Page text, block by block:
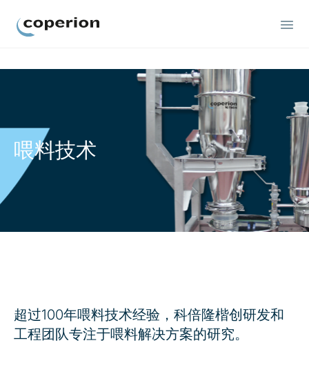
喂料技术
超过100年喂料技术经验，科倍隆楷创研发和
工程团队专注于喂料解决方案的研究。